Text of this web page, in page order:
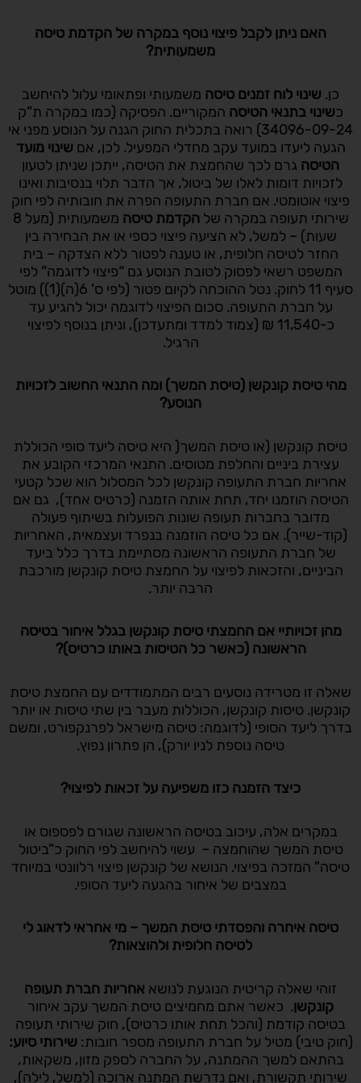
האם ניתן לקבל פיצוי נוסף במקרה של הקדמת טיסה
משמעותית?
כן. שינוי לוח זמנים טיסה משמעותי ופתאומי עלול להיחשב
כשינוי בתנאי הטיסה המקוריים. הפסיקה (כמו במקרה ת”ק
34096-09-24) רואה בתכלית החוק הגנה על הנוסע מפני אי
הגעה ליעדו במועד עקב מחדלי המפעיל. לכן, אם שינוי מועד
הטיסה גרם לכך שהחמצת את הטיסה, ייתכן שניתן לטעון
לזכויות דומות לאלו של ביטול, אך הדבר תלוי בנסיבות ואינו
פיצוי אוטומטי. אם חברת התעופה הפרה את חובותיה לפי חוק
שירותי תעופה במקרה שלהקדמת טיסה
משמעותית (מעל 8
שעות) – למשל, לא הציעה פיצוי כספי או את הבחירה בין
החזר לטיסה חלופית, או טענה לפטור ללא הצדקה – בית
המשפט רשאי לפסוק לטובת הנוסע גם “פיצוי לדוגמה” לפי
סעיף 11 לחוק. נטל ההוכחה לקיום פטור (לפי ס’ 6(ה)(1)) מוטל
על חברת התעופה. סכום הפיצוי לדוגמה יכול להגיע עד
כ-11,540 ₪ (צמוד למדד ומתעדכן), וניתן בנוסף לפיצוי
הרגיל.
מהי טיסת קונקשן (טיסת המשך) ומה התנאי החשוב לזכויות
הנוסע?
טיסת קונקשן (או טיסת המשך( היא טיסה ליעד סופי הכוללת
עצירת ביניים והחלפת מטוסים. התנאי המרכזי הקובע את
אחריות חברת התעופה קונקשן לכל המסלול הוא שכל קטעי
הטיסה הוזמנו יחד, תחת אותה הזמנה (כרטיס אחד), גם אם
מדובר בחברות תעופה שונות הפועלות בשיתוף פעולה
(קוד-שייר). אם כל טיסה הוזמנה בנפרד ועצמאית, האחריות
של חברת התעופה הראשונה מסתיימת בדרך כלל ביעד
הביניים, והזכאות לפיצוי על החמצת טיסת קונקשן מורכבת
הרבה יותר.
מהן זכויותיי אם החמצתי טיסת קונקשן בגלל איחור בטיסה
הראשונה (כאשר כל הטיסות באותו כרטיס)?
שאלה זו מטרידה נוסעים רבים המתמודדים עם החמצת טיסת
קונקשן. טיסות קונקשן, הכוללות מעבר בין שתי טיסות או יותר
בדרך ליעד הסופי (לדוגמה: טיסה מישראל לפרנקפורט, ומשם
טיסה נוספת לניו יורק), הן פתרון נפוץ.
כיצד הזמנה כזו משפיעה על זכאות לפיצוי?
במקרים אלה, עיכוב בטיסה הראשונה שגורם לפספוס או
טיסת המשך שהוחמצה – עשוי להיחשב לפי החוק כ”ביטול
טיסה” המזכה בפיצוי. הנושא של קונקשן פיצוי רלוונטי במיוחד
במצבים של איחור בהגעה ליעד הסופי.
טיסה איחרה והפסדתי טיסת המשך – מי אחראי לדאוג לי
לטיסה חלופית ולהוצאות?
זוהי שאלה קריטית הנוגעת לנושא אחריות חברת תעופה
קונקשן. כאשר אתם מחמיצים טיסת המשך עקב איחור
בטיסה קודמת (והכל תחת אותו כרטיס), חוק שירותי תעופה
(חוק טיבי) מטיל על חברת התעופה מספר חובות: שירותי סיוע:
בהתאם למשך ההמתנה, על החברה לספק מזון, משקאות,
שירותי תקשורת, ואם נדרשת המתנה ארוכה (למשל, לילה),